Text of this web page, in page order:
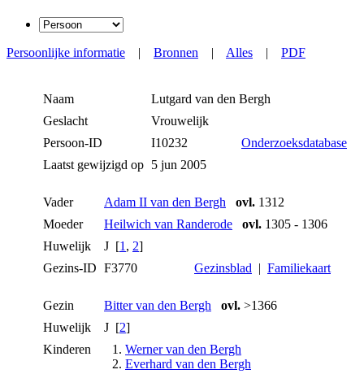
Persoonlijke informatie | Bronnen | Alles | PDF
Naam Lutgard van den Bergh
Geslacht
Vrouwelijk
Persoon-ID
I10232
Onderzoeksdatabase
Laatst gewijzigd op 5 jun 2005
Vader Adam II van den Bergh ovl. 1312
Moeder
Heilwich van Randerode ovl. 1305 - 1306
Huwelijk
J [1, 2]
Gezins-ID F3770 Gezinsblad | Familiekaart
Gezin Bitter van den Bergh ovl. >1366
Huwelijk
J [2]
Kinderen
1. Werner van den Bergh
2. Everhard van den Bergh